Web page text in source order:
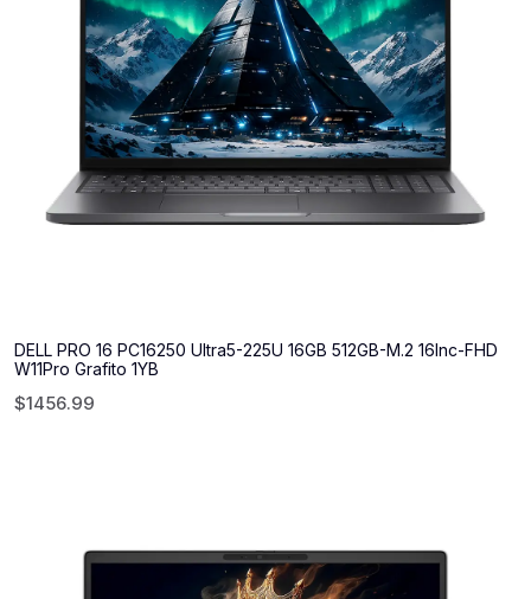
DELL PRO 16 PC16250 Ultra5-225U 16GB 512GB-M.2 16Inc-FHD
W11Pro Grafito 1YB
$1456.99